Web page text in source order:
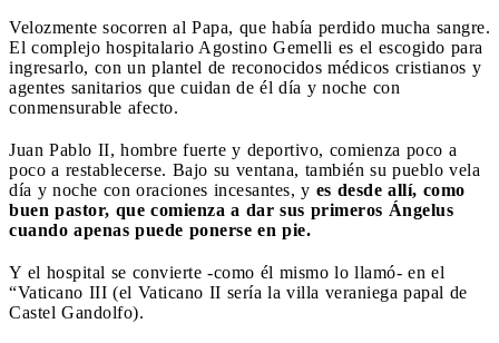
Velozmente socorren al Papa, que había perdido mucha sangre.
El complejo hospitalario Agostino Gemelli es el escogido para
ingresarlo, con un plantel de reconocidos médicos cristianos y
agentes sanitarios que cuidan de él día y noche con
conmensurable afecto.
Juan Pablo II, hombre fuerte y deportivo, comienza poco a
poco a restablecerse. Bajo su ventana, también su pueblo vela
día y noche con oraciones incesantes, y es desde allí, como
buen pastor, que comienza a dar sus primeros Ángelus
cuando apenas puede ponerse en pie.
Y el hospital se convierte -como él mismo lo llamó- en el
“Vaticano III (el Vaticano II sería la villa veraniega papal de
Castel Gandolfo).